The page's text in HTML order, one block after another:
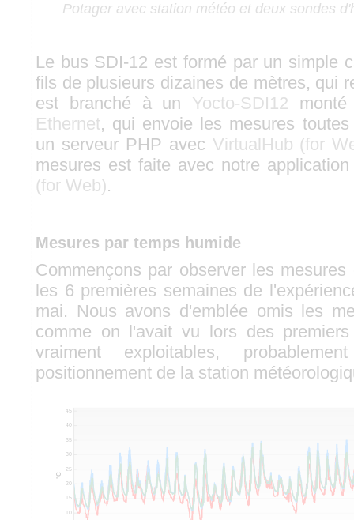
Potager avec station météo et deux sondes
Le bus SDI-12 est formé par un simple
fils de plusieurs dizaines de mètres, qui
est branché à un Yocto-SDI12
Ethernet, qui envoie les mesures
un serveur PHP avec VirtualHub (for
mesures est faite avec notre
(for Web).
Mesures par temps humide
Commençons par observer les mesures
les 6 premières semaines de
mai. Nous avons d'emblée omis les
comme on l'avait vu lors des
vraiment exploitables,
positionnement de la station